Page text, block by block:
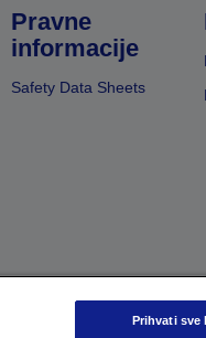
Pravne
informacije
Safety Data Sheets
Prihvati sve